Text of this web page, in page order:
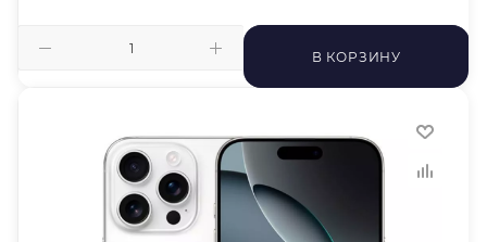
В КОРЗИНУ